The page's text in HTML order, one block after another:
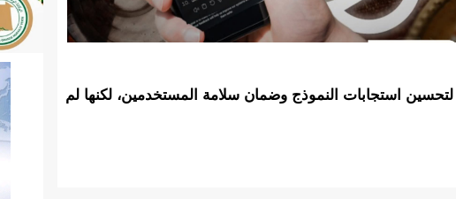
استجابات النموذج وضمان سلامة المستخدمين، لكنها لم